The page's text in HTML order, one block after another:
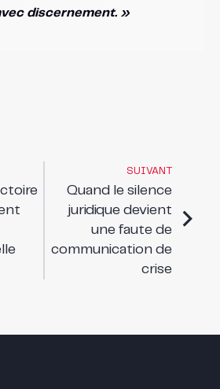
discernement. »
SUIVANT
Quand le silence
juridique devient
une faute de
communication de
crise